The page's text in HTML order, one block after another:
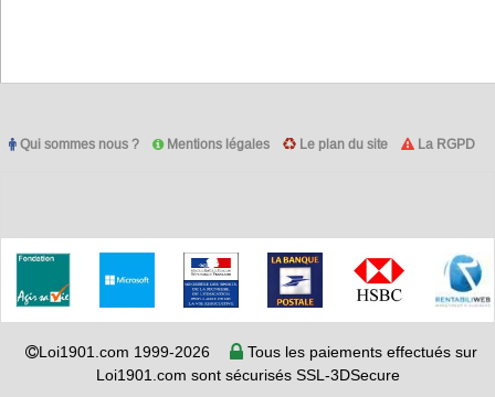
Qui sommes nous ? Mentions légales Le plan du site La RGPD
Loi1901.com 1999-2026
Tous les paiements effectués sur
Loi1901.com sont sécurisés SSL-3DSecure